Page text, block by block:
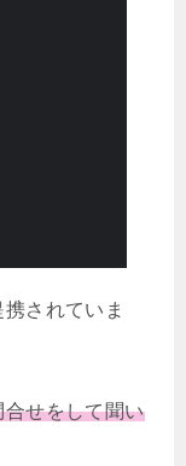
されていま
せをして聞い